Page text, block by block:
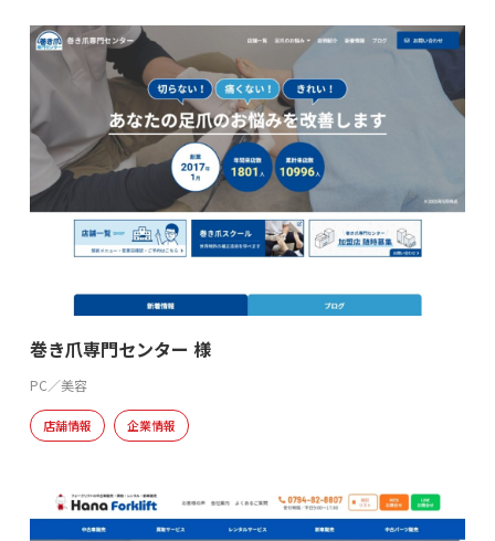
巻き爪専門センター 様
PC／美容
店舗情報 企業情報